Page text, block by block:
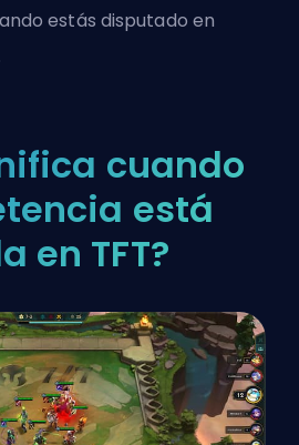
estás disputado en
cuando
está
en TFT?